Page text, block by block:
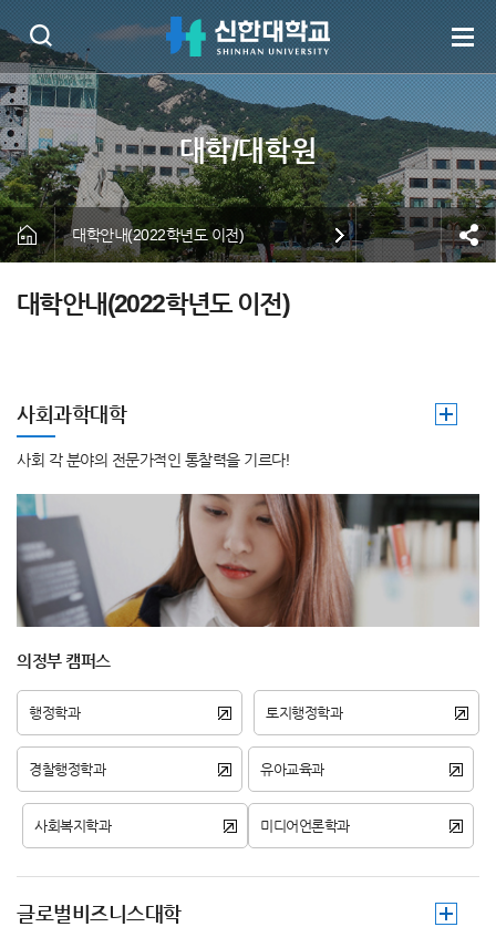
대학안내(2022학년도 이전)
대학안내(2022학년도 이전)
사회과학대학
사회 각 분야의 전문가적인 통찰력을 기르다!
의정부 캠퍼스
행정학과 토지행정학과
경찰행정학과 유아교육과
사회복지학과 미디어언론학과
글로벌비즈니스대학